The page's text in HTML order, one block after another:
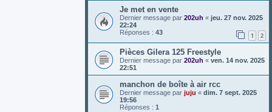
Je met en vente
Dernier message par 202uh « jeu. 27 nov. 2025
22:24
Réponses : 43 1 2
Pièces Gilera 125 Freestyle
Dernier message par 202uh « ven. 14 nov. 2025
22:51
manchon de boîte à air rcc
Dernier message par juju « dim. 7 sept. 2025
19:56
Réponses : 1